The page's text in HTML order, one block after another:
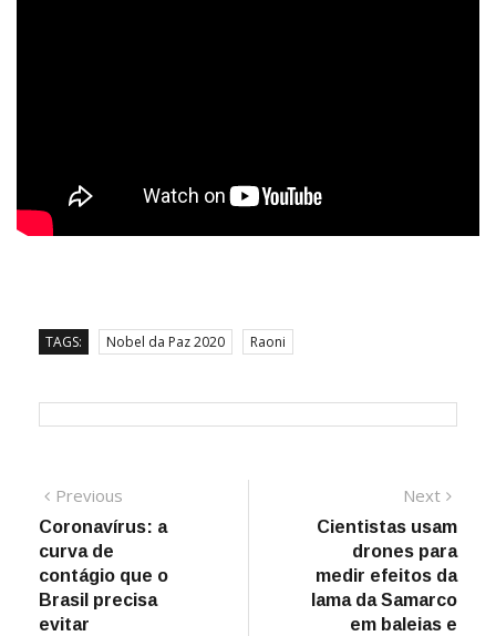
TAGS: Nobel da Paz 2020 Raoni
Navegação
de
Post
Previous
post:
Coronavírus: a
curva de
contágio que o
Brasil precisa
evitar
Next
post:
Cientistas usam
drones para
medir efeitos da
lama da Samarco
em baleias e